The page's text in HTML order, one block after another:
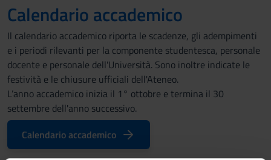
Calendario accademico
Il calendario accademico riporta le scadenze, gli adempimenti
e i periodi rilevanti per la componente studentesca, personale
docente e personale dell'Università. Sono inoltre indicate le
festività e le chiusure ufficiali dell'Ateneo.
L’anno accademico inizia il 1° ottobre e termina il 30
settembre dell'anno successivo.
Calendario accademico